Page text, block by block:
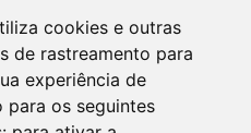
cookies e outras
de rastreamento para
experiência de
para os seguintes
Complexo Brasil 21, 20º
70322-915 - Brasília/DF